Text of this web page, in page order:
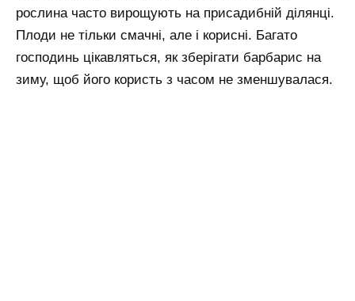
рослина часто вирощують на присадибній ділянці.
Плоди не тільки смачні, але і корисні. Багато
господинь цікавляться, як зберігати барбарис на
зиму, щоб його користь з часом не зменшувалася.